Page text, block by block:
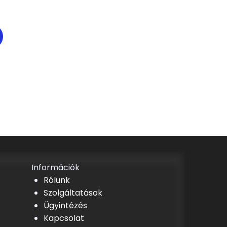
Információk
Rólunk
Szolgáltatások
Ügyintézés
Kapcsolat